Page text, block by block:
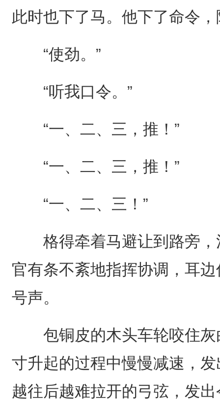
此时也下了马。他下了命令
“使劲。”
“听我口令。”
“一、二、三，推！”
“一、二、三，推！”
“一、二、三！”
格得牵着马避让到路旁，
官有条不紊地指挥协调，耳
号声。
包铜皮的木头车轮咬住灰
寸升起的过程中慢慢减速，
越往后越难拉开的弓弦，发